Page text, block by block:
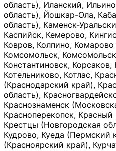
область), Иланский,
область), Йошкар-Ола,
область), Каменск-
Каспийск, Кемерово,
Ковров, Колпино,
Комсомольск,
Константиновск, Корсаков,
Котельниково, Котлас,
(Краснодарский край),
область),
Краснознаменск
Красноперекопск,
Крестцы (Новгородская
Кудрово, Куеда (Пермский
(Красноярский край),